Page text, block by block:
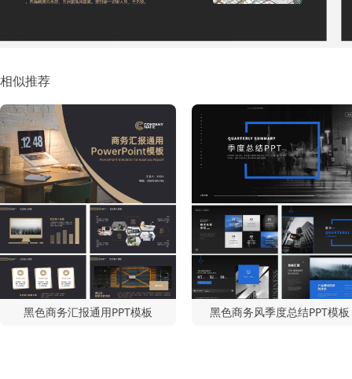
相似推荐
黑色商务汇报通用PPT模板 黑色商务风季度总结PPT模板